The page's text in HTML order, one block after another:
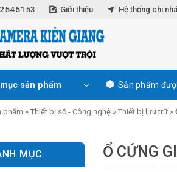
54 51 53 Giới thiệu Hệ thống chi
sản phẩm Sản phẩm
phẩm » Thiết bị số - Công nghệ » Thiết bị lưu trữ »
MỤC Ổ CỨNG